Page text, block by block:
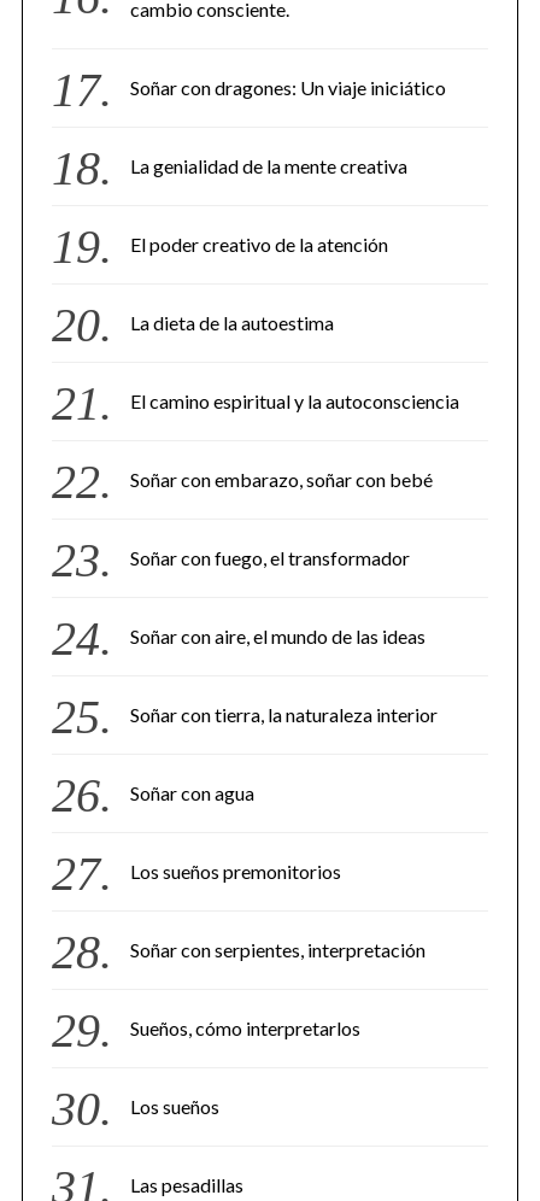
cambio consciente.
Soñar con dragones: Un viaje iniciático
La genialidad de la mente creativa
El poder creativo de la atención
La dieta de la autoestima
El camino espiritual y la autoconsciencia
Soñar con embarazo, soñar con bebé
Soñar con fuego, el transformador
Soñar con aire, el mundo de las ideas
Soñar con tierra, la naturaleza interior
Soñar con agua
Los sueños premonitorios
Soñar con serpientes, interpretación
Sueños, cómo interpretarlos
Los sueños
Las pesadillas